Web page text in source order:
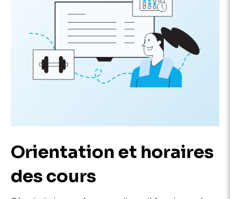
Orientation et horaires
des cours